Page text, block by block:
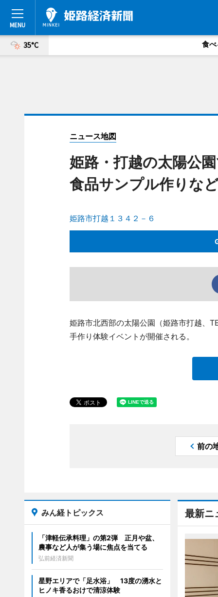
35°C 食べ
ニュース地図
姫路・打越の太陽公
食品サンプル作りな
姫路市打越１３４２－６
姫路市北西部の太陽公園（姫路市打越、
手作り体験イベントが開催される。
前の
最新ニ
みん経トピックス
「津軽伝承料理」の第2弾 正月や盆、
農事など人が集う場に焦点を当てる
弘前経済新聞
星野エリアで「足水浴」 13度の湧水と
ヒノキ香るおけで清涼体験